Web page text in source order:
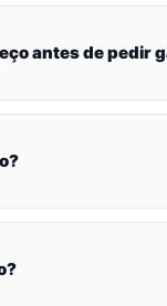
antes de pedir